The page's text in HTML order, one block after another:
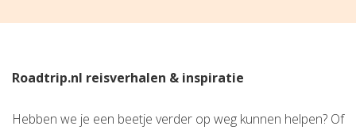
Roadtrip.nl reisverhalen & inspiratie
Hebben we je een beetje verder op weg kunnen helpen? Of